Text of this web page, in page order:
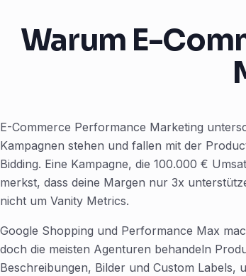
Warum E-
E-Commerce Performance Marketing
Kampagnen stehen und fallen mit der
Bidding. Eine Kampagne, die 100.000 €
merkst, dass deine Margen nur 3x
nicht um Vanity Metrics.
Google Shopping und Performance Max
doch die meisten Agenturen behandeln
Beschreibungen, Bilder und Custom Labels,